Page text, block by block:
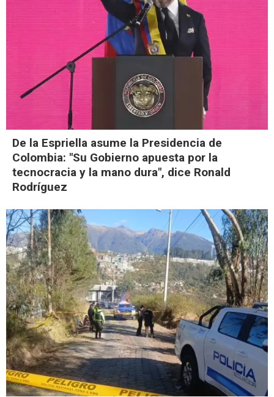
De la Espriella asume la Presidencia de
Colombia: "Su Gobierno apuesta por la
tecnocracia y la mano dura", dice Ronald
Rodríguez